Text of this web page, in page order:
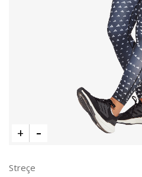
Streçe